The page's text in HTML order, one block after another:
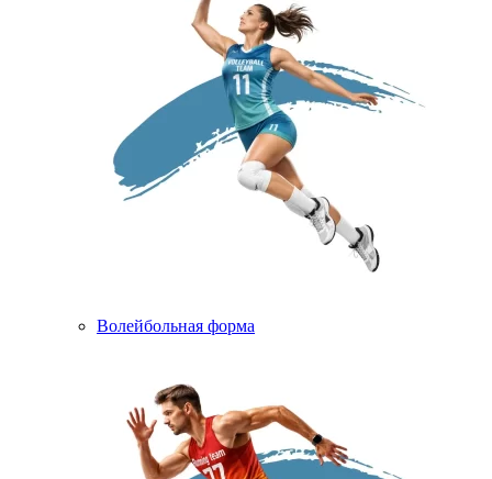
Волейбольная форма